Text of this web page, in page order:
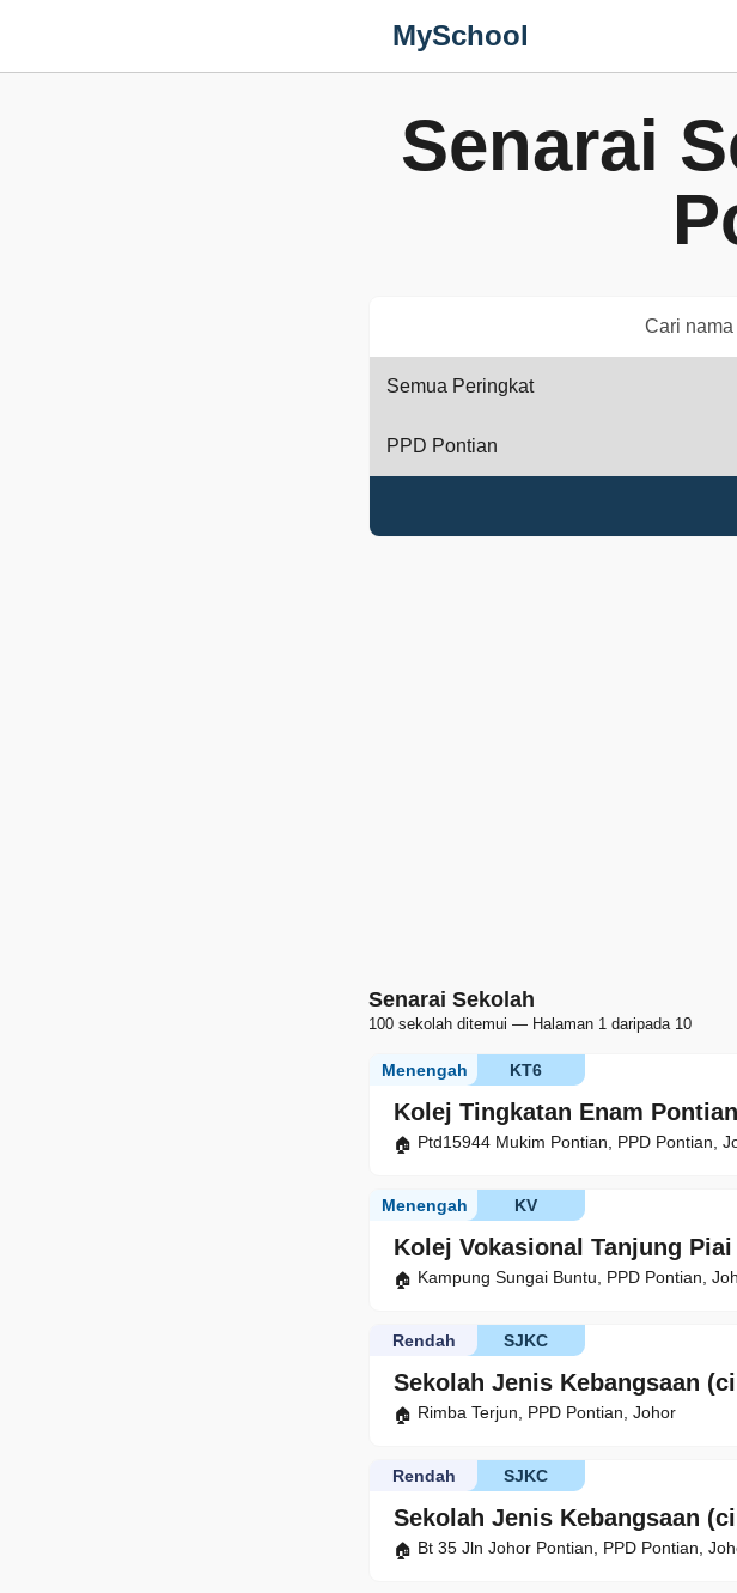
MySchool
Senarai
Senarai Sekolah
100 sekolah ditemui — Halaman 1 daripada 10
Kolej Tingkatan Enam Pontian
KT6
Menengah
Ptd15944 Mukim Pontian, PPD Pontian,
Kolej Vokasional Tanjung Piai
KV
Menengah
Kampung Sungai Buntu, PPD Pontian,
Sekolah Jenis Kebangsaan
SJKC
Rendah
Rimba Terjun, PPD Pontian, Johor
Sekolah Jenis Kebangsaan
SJKC
Rendah
Bt 35 Jln Johor Pontian, PPD Pontian,